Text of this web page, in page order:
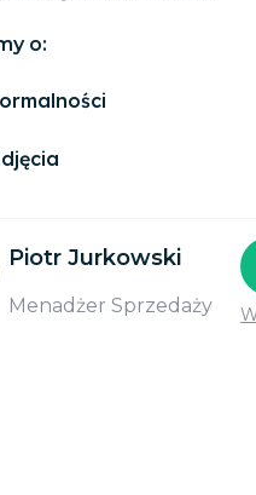
o:
Piotr Jurkowski
Menadżer Sprzedaży